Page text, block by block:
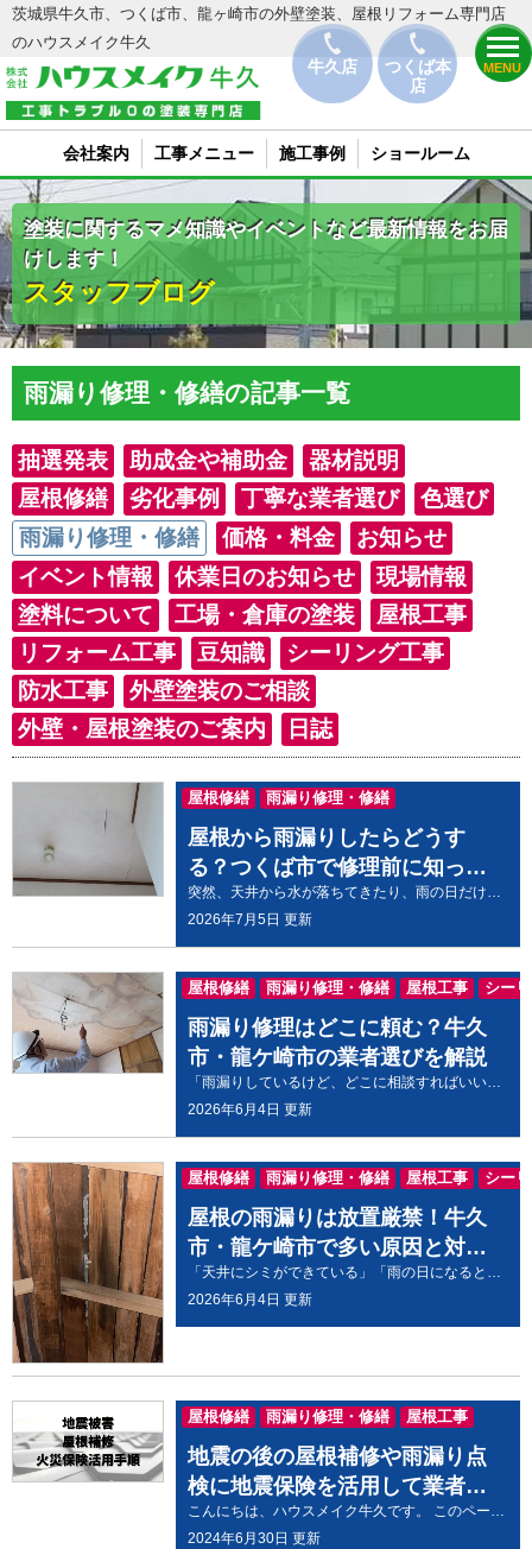
牛久店
つくば本
店
MENU
茨城県牛久市、つくば市、龍ヶ崎市の外壁塗装、屋根リフォーム専門店
のハウスメイク牛久
会社案内 工事メニュー 施工事例 ショールーム
塗装に関するマメ知識やイベントなど最新情報をお届
けします！
スタッフブログ
雨漏り修理・修繕の記事一覧
抽選発表 助成金や補助金
器材説明
屋根修繕
劣化事例 丁寧な業者選び
色選び
雨漏り修理・修繕
価格・料金
お知らせ
イベント情報
休業日のお知らせ
現場情報
塗料について
工場・倉庫の塗装
屋根工事
リフォーム工事
豆知識
シーリング工事
防水工事
外壁塗装のご相談
外壁・屋根塗装のご案内
日誌
屋根から雨漏りしたらどうす
る？つくば市で修理前に知って
おきたいこと
2026年7月5日 更新
屋根修繕 雨漏り修理・修繕
雨漏り修理はどこに頼む？牛久
市・龍ケ崎市の業者選びを解説
2026年6月4日 更新
屋根修繕 雨漏り修理・修繕 屋根工事 シー
屋根の雨漏りは放置厳禁！牛久
市・龍ケ崎市で多い原因と対処
法
2026年6月4日 更新
屋根修繕 雨漏り修理・修繕 屋根工事 シー
地震の後の屋根補修や雨漏り点
検に地震保険を活用して業者に
依頼する手順
こんにちは、ハウスメイク牛久です。 このページでは地震が原因の屋根補修に火災保険を使う手順をわかりやすく説明します。 地震によって屋根が損傷を受けるケースは地震が多い日本の土地では非常に多く、この現実に立たされる人は多くいらっしゃいます。 特に震度5付近の揺れでは瓦がズレ落ちたり屋根の一部にヒビが入ることが多く損傷も大きくなってしまいます。 弊社でも点検などで屋根損傷を見つけた場合は、雨漏りリスクが高まるので早く補修することをおすすめしております。 地震保険はこのような地震による屋根の損害を補修する際に役立つので、どのような保険が必要か説明したあと、実際の申請方法を詳しく説明いたします。 地震による屋根のダメージとその影響 一般的に地震後は屋根の損傷が多いようで、当社も地震の後には数多く屋根の相談をお受けしております。 特に強い揺れを受けた地域では、屋根材が落下したり、屋根構造が損傷することがあります。 国内の大規模な地震では建築物の構造によっては屋根の損傷が特に顕著になることが報告されています。 また地震の大きさが大きいほど屋根にかかる力も大きくなります。 特に瓦など重い屋根材は家全体の比重バランスが上にあるため、地震で屋根が大きく揺さぶられることになり損傷が大きくなります。 屋根損傷の兆候は誰が気付く？ 当社にご相談に来るお客様では、その家に住んでいる方が屋根が壊れたことに気が付くケースが多いです。 異音がしたり、家の周りに落下物があったり、下から見上げた時に屋根の異変を感じることが多いそうです。 もしご自宅でそのような違和感を感じた時は、専門業者に一度診てもらうことをおすすめします。 屋根は家の中で最も重要な役割を担っており、損傷を放っておくと雨漏りや害虫・害鳥などの2次被害に到るケースが多く見られます。 そのため損傷があった場合は早めの補修が必要です。 地震保険の基礎知識 地震により屋根に損傷が起きた時は、「火災保険にセットで加入できる地震保険」に加入している場合に修理に適用できます。 火災保険にはいくつかの種類があるので、主な火災保険の種類とその補償内容を詳しく説明します。 これらのどの保険にも地震保険を付けることができ、保険加入時に入っていなくても後から加入することも可能です。 逆に地震保険単体で加入できるものは少なく、火災保険のオプションとして加入する形が多いので加入している火災保険を確認しましょう。 住宅用火災保険 住宅用の基本的な火災保険です。建物と家財の補償が別々に契約できます。一般住宅が火災・落雷・台風・破裂や爆発などの災害で建物に損害があった場合に補償されます。この保険は屋根や外壁の破損補修に適用されることがあります。 住宅総合保険 住宅火災保険の補償内容にプラスして、落下物、衝突、倒壊、水漏れ、盗難などの損害にも対応します。建物と家財の補償が一緒になっていて、あらゆるリスクに対応できます。この保険は屋根や外壁の破損補修に適用されることがあります。 団地保険 マンションや共同住宅専用の住宅総合保険です。住宅総合保険とほぼ同じ内容で補償をしてくれます。 オールリスクタイプ 自分の生活スタイルや住居タイプに合わせて、補償タイプが選べる火災保険です。付帯サービスも付いていることが多く、カギの紛失や水回りのトラブルなどにも対応しています。この保険は屋根や外壁の破損補修に適用されることがあります。 特約火災保険 住宅金融支援機構や財形住宅金融株式会社などにお金を借りて住宅を建築・購入・リフォームする場合に加入する保険です。火災や落雷、労働争議などで招いてしまった暴力行為や破損行為などと幅広く補償してくれます。 地震保険の適用範囲 地震によって生じた屋根の破損は地震保険の適用範囲に含まれます。 具体的には下記のような内容が補償対象になります。 地震が原因で自宅が破損した場合 地震が原因で自宅に火災が発生して建物が焼けた場合 地震が原因で自宅が倒壊した場合 地震が原因の津波で自宅が流された場合 地震保険の対象にならない破損 上記とは逆に地震保険の適用範囲に含まれない破損です。 注意しましょう。 経年劣化（老朽化）による破損の場合 地震等が発生した日の翌日から10日経過後に生じた損害の場合 故意に壊した破損の場合 この中でも特に経年劣化によるひび割れや老朽化による破損は地震保険の適用範囲外になってしまうので、経年劣化の破損と判断されないようにしなければいけません。 地震が起きてからの破損について写真撮影などで証拠を残しておくといいでしょう。 保険適用かどうか判断を行うのは保険会社ですが、破損個所が保険の適用外になってしまうと困りますよね。 これを防ぐために地元のリフォーム会社に先に相談しておくことお勧めします。 破損個所や補修箇所の判断、また補修金額の概算をしてもらってください。 ハウスメイク牛久では火災保険の適用範囲に詳しいスタッフがおりますので、お電話またはWebからご相談いただけましたらすぐに対応させていただきます。 ↓ ↓ ↓ ↓ ↓ ハウスメイク牛久店へのお見積り・ご相談のお電話はこちらをクリック 火災保険申請手続きの流れ 保険手続きには基本的には家の施主様の申請が必要です。加入している保険の証書をよく確認しておいてください。 ①「被災した場所はどこなのか」「いつの地震によるものか」の答えをきちんと用意しておきます。被害箇所を写真で残しておくと間違いないでしょう。 ②保険会社に問合せをします。電話で申請を申し込むと郵送で書類が送られてきますので、書面に必要箇所を漏れなく記載してください。 ③業者に調査を依頼し見積書と写真を添えて書類と一緒に保険会社に送り返します。結果は１か月前後で電話にて連絡がきます。 掛け金や保険内容、保険会社により異なりますが、大半の方が保険金を受理され工事費に補てんしています。過去の例でみても、当社の工事費の７割前後の保険金が認められたケースが多々あります。 「屋根の棟の押さえが浮いている。」「瓦が大きくずれてしまった。」「雨樋が破損している。」「外構フェンスが曲がってしまっている」など保険による対応が可能か確認したい場合はハウスメイク牛久までお問合せ下さい。 地震被害から屋根補修｜火災保険を活用して業者に依頼する手順まとめ 地震後には屋根に関する被害が多く報告されています。 地震の揺れによってお住まいの屋根や外壁が破損してしまった場合、地震保険を活用して修理費用を補償することが可能です。 地震保険は火災保険のオプションとして加入するケースが多いため、地震保険の加入状況や火災保険の補償状況を一度ご確認してみてください。 適用可能な補修内容は、その時起きた地震による屋根・外壁の破損、に適用されます。 逆に火災保険に適用されないのは、経年劣化（老朽化）による破損や地震発生から10日以上経過してから起きた破損、あと故意に壊した破損などが挙げられます。 地震保険を請求する場合に気を付けなければならない注意点があるため、先に地元の業者に相談することをおすすめします。 ハウスメイク牛久では、地震保険の適用範囲に詳しいスタッフがおりますので、お気軽にご相談ください。 地震保険はいざという時のために備えて加入しておくことが大切です。 加入状況を確認して必要に応じて補償内容を見直しておきましょう。 ↓ ↓ ↓ ↓ ↓ ハウスメイク牛久店へのお見積り・ご相談のお電話はこちらをクリック
2024年6月30日 更新
屋根修繕 雨漏り修理・修繕 屋根工事